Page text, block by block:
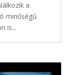
a
minőségű
is...